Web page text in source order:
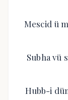
Mescid ü
Subha vü
Hubb-i